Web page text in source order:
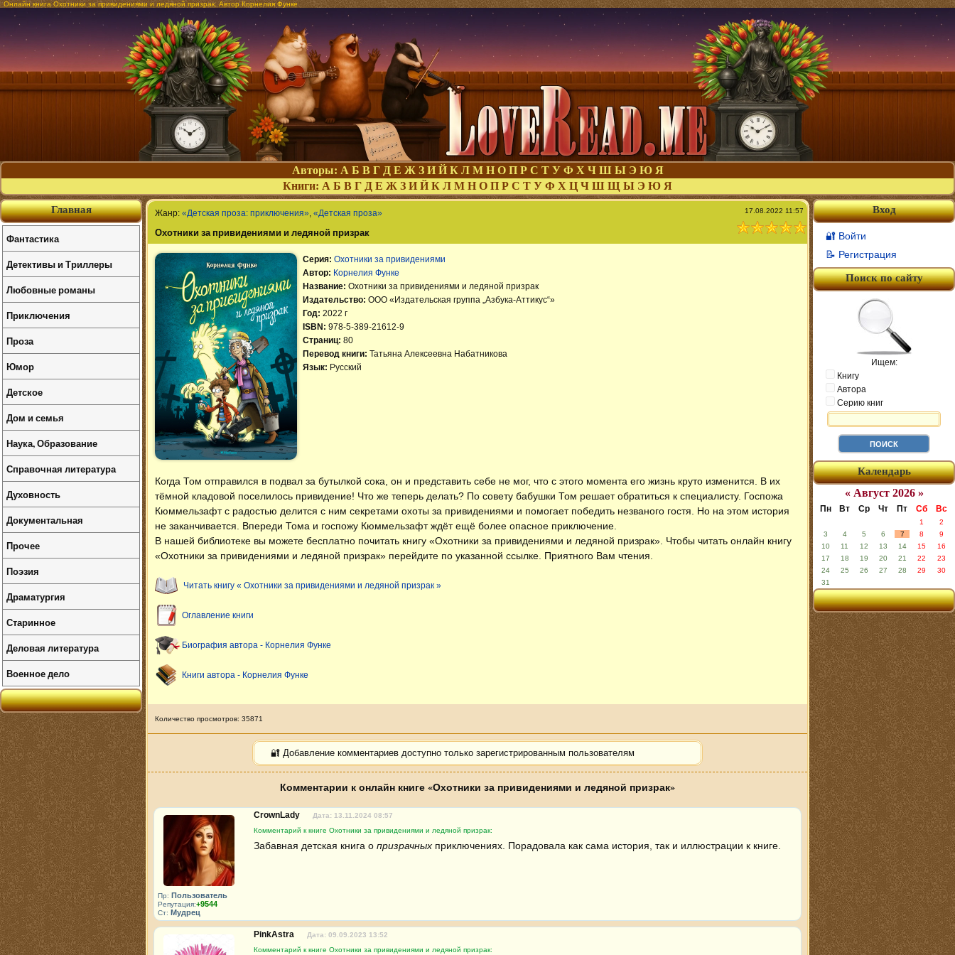
Онлайн книга Охотники за привидениями и ледяной призрак. Автор Корнелия Функе
Авторы: А Б В Г Д Е Ж З И Й К Л М Н О П Р С Т У Ф Х Ч Ш Ы Э Ю Я
Книги: А Б В Г Д Е Ж З И Й К Л М Н О П Р С Т У Ф Х Ц Ч Ш Щ Ы Э Ю Я
Жанр: «Детская проза: приключения», «Детская проза»
Охотники за привидениями и ледяной призрак
17.08.2022 11:57
Серия: Охотники за привидениями
Автор: Корнелия Функе
Название: Охотники за привидениями и ледяной призрак
Издательство: ООО «Издательская группа „Азбука-Аттикус“»
Год: 2022 г
ISBN: 978-5-389-21612-9
Страниц: 80
Перевод книги: Татьяна Алексеевна Набатникова
Язык: Русский
Когда Том отправился в подвал за бутылкой сока, он и представить себе не мог, что с этого момента его жизнь круто изменится. В их
тёмной кладовой поселилось привидение! Что же теперь делать? По совету бабушки Том решает обратиться к специалисту. Госпожа
Кюммельзафт с радостью делится с ним секретами охоты за привидениями и помогает победить незваного гостя. Но на этом история
не заканчивается. Впереди Тома и госпожу Кюммельзафт ждёт ещё более опасное приключение.
В нашей библиотеке вы можете бесплатно почитать книгу «Охотники за привидениями и ледяной призрак» . Чтобы читать онлайн книгу
«Охотники за привидениями и ледяной призрак» перейдите по указанной ссылке. Приятного Вам чтения.
Читать книгу « Охотники за привидениями и ледяной призрак »
Оглавление книги
Биография автора - Корнелия Функе
Книги автора - Корнелия Функе
Количество просмотров: 35871
🔐 Добавление комментариев доступно только зарегистрированным пользователям
Комментарии к онлайн книге «Охотники за привидениями и ледяной призрак»
Пр: Пользователь
Репутация:+9544
Ст: Мудрец
CrownLady
Дата: 13.11.2024 08:57
Комментарий к книге Охотники за привидениями и ледяной призрак:
Забавная детская книга о призрачных приключениях. Порадовала как сама история, так и иллюстрации к книге.
PinkAstra
Дата: 09.09.2023 13:52
Комментарий к книге Охотники за привидениями и ледяной призрак:
Вход
🔐 Войти
📝 Регистрация
Поиск по сайту
Ищем:
Книгу
Автора
Серию книг
Календарь
« Август 2026 »
Пн Вт Ср Чт Пт Сб Вс
1
2
3
4 5 6 7 8
9
10
11 12 13 14 15
16
17
18 19 20 21 22
23
24
25 26 27 28 29
30
31
Главная
Фантастика
Детективы и Триллеры
Любовные романы
Приключения
Проза
Юмор
Детское
Дом и семья
Наука, Образование
Справочная литература
Духовность
Документальная
Прочее
Поэзия
Драматургия
Старинное
Деловая литература
Военное дело